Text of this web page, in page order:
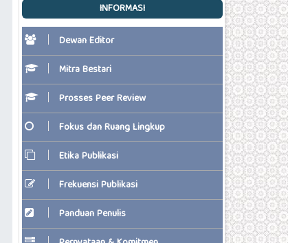
INFORMASI
Dewan Editor
Mitra Bestari
Prosses Peer Review
Fokus dan Ruang Lingkup
Etika Publikasi
Frekuensi Publikasi
Panduan Penulis